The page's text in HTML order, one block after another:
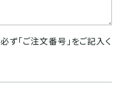
ず「ご注文番号」をご記入く